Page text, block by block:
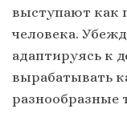
выступают как
человека.
адаптируясь к
вырабатывать